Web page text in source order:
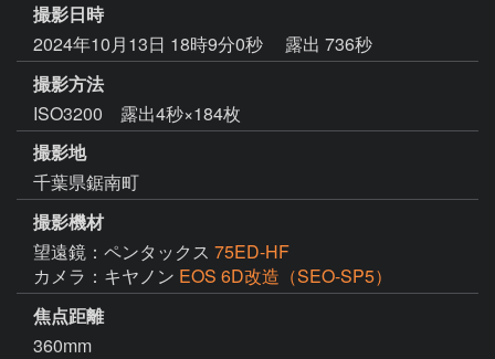
撮影日時
2024年10月13日 18時9分0秒
露出 736秒
撮影方法
ISO3200 露出4秒×184枚
撮影地
千葉県鋸南町
撮影機材
望遠鏡：ペンタックス 75ED-HF
カメラ：キヤノン EOS 6D改造（SEO-SP5）
焦点距離
360mm